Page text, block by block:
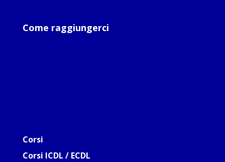
Come raggiungerci
Corsi
Corsi ICDL / ECDL